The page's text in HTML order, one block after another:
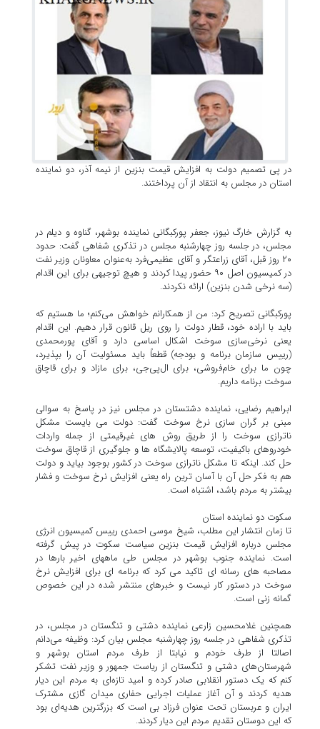
در پی تصمیم دولت به افزایش قیمت بنزین از نیمه آذر، دو نماینده
استان در مجلس به انتقاد از آن پرداختند.
به گزارش خارگ نیوز، جعفر پورکبگانی نماینده بوشهر، گناوه و دیلم در
مجلس، در جلسه روز چهارشنبه مجلس در تذکری شفاهی گفت: حدود
۲۰ روز قبل، آقای زراعتگر و آقای عظیمی‌فرد به‌عنوان معاونان وزیر نفت
در کمیسیون اصل ۹۰ حضور پیدا کردند و هیچ توجیهی برای این اقدام
(سه نرخی شدن بنزین) ارائه نکردند.
پورکبگانی تصریح کرد: من از همکارانم خواهش می‌کنم؛ ما هستیم که
باید با اراده خود، قطار دولت را روی ریل قانون قرار دهیم. این اقدام
یعنی نرخی‌سازی سوخت اشکال اساسی دارد و آقای پورمحمدی
(رییس سازمان برنامه و بودجه) قطعاً باید مسئولیت آن را بپذیرد،
چون ما برای خام‌فروشی، برای ال‌پی‌جی، برای مازاد و برای قاچاق
سوخت برنامه داریم.
ابراهیم رضایی، نماینده دشتستان در مجلس نیز در پاسخ به سوالی
مبنی بر گران سازی نرخ سوخت گفت: دولت می بایست مشکل
ناترازی سوخت را از طریق روش های غیرقیمتی از جمله واردات
خودروهای باکیفیت، توسعه پالایشگاه ها و جلوگیری از قاچاق سوخت
حل کند. اینکه تا مشکل ناترازی سوخت در کشور بوجود بیاید و دولت
هم به فکر حل آن با آسان ترین راه یعنی افزایش نرخ سوخت و فشار
بیشتر به مردم باشد، اشتباه است.
سکوت دو نماینده استان
تا زمان انتشار این مطلب، شیخ موسی احمدی رییس کمیسیون انرژی
مجلس درباره افزایش قیمت بنزین سیاست سکوت در پیش گرفته
است. نماینده جنوب بوشهر در مجلس طی ماههای اخیر بارها در
مصاحبه های رسانه ای تاکید می کرد که برنامه ای برای افزایش نرخ
سوخت در دستور کار نیست و خبرهای منتشر شده در این خصوص
گمانه زنی است.
همچنین غلامحسین زارعی نماینده دشتی و تنگستان در مجلس، در
تذکری شفاهی در جلسه روز چهارشنبه مجلس بیان کرد: وظیفه می‌دانم
اصالتا از طرف خودم و نیابتا از طرف مردم استان بوشهر و
شهرستان‌های دشتی و تنگستان از ریاست جمهور و وزیر نفت تشکر
کنم که یک دستور انقلابی صادر کرده و امید تازه‌ای به مردم این دیار
هدیه کردند و آن آغاز عملیات اجرایی حفاری میدان گازی مشترک
ایران و عربستان تحت عنوان فرزاد بی‌ است که بزرگترین هدیه‌ای بود
که این دوستان تقدیم مردم این دیار کردند.